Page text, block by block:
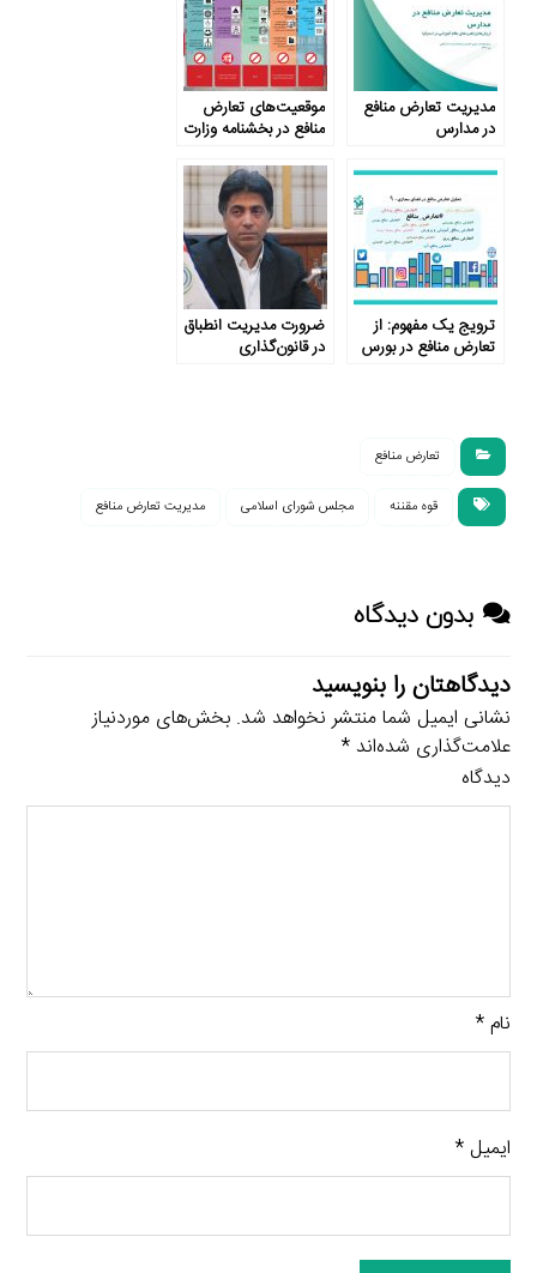
مدیریت تعارض منافع
در مدارس
موقعیت‌های تعارض
منافع در بخشنامه وزارت
به چه مواردی است؟
ترویج یک مفهوم: از
تعارض منافع در بورس
ضرورت مدیریت انطباق
در قانون‌گذاری
تعارض منافع
قوه مقننه مجلس شورای اسلامی مدیریت تعارض منافع
بدون دیدگاه
دیدگاهتان را بنویسید
نشانی ایمیل شما منتشر نخواهد شد. بخش‌های موردنیاز
علامت‌گذاری شده‌اند*
دیدگاه
نام*
ایمیل*